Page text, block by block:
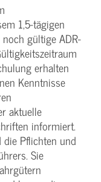
1,5-tägigen
gültige ADR-
erhalten
Kenntnisse
aktuelle
informiert.
Pflichten und
Sie